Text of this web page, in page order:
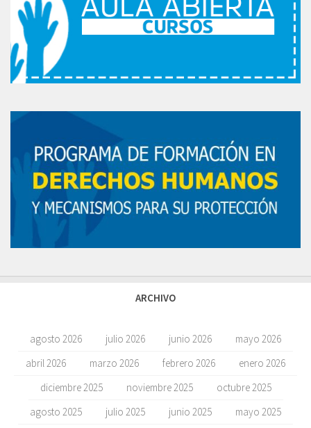
ARCHIVO
agosto 2026 julio 2026 junio 2026
mayo 2026
abril 2026
marzo 2026 febrero 2026
enero 2026
diciembre 2025
noviembre 2025
octubre 2025
agosto 2025
julio 2025 junio 2025
mayo 2025